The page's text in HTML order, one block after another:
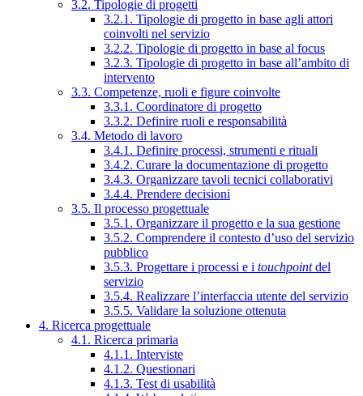
3.2. Tipologie di progetti
3.2.1. Tipologie di progetto in base agli attori
coinvolti nel servizio
3.2.2. Tipologie di progetto in base al focus
3.2.3. Tipologie di progetto in base all’ambito di
intervento
3.3. Competenze, ruoli e figure coinvolte
3.3.1. Coordinatore di progetto
3.3.2. Definire ruoli e responsabilità
3.4. Metodo di lavoro
3.4.1. Definire processi, strumenti e rituali
3.4.2. Curare la documentazione di progetto
3.4.3. Organizzare tavoli tecnici collaborativi
3.4.4. Prendere decisioni
3.5. Il processo progettuale
3.5.1. Organizzare il progetto e la sua gestione
3.5.2. Comprendere il contesto d’uso del servizio
pubblico
3.5.3. Progettare i processi e i touchpointdel
servizio
3.5.4. Realizzare l’interfaccia utente del servizio
3.5.5. Validare la soluzione ottenuta
4. Ricerca progettuale
4.1. Ricerca primaria
4.1.1. Interviste
4.1.2. Questionari
4.1.3. Test di usabilità